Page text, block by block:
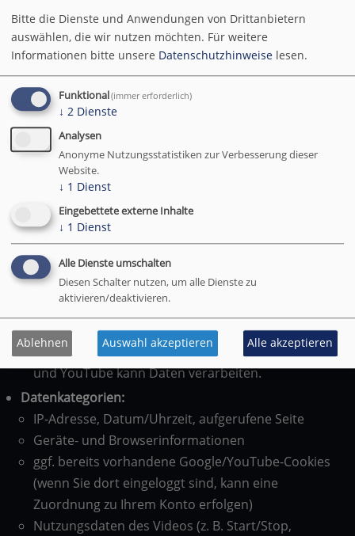
Drittlandsübermittlung.
2.8 Eingebettete Inhalte (YouTube)
Wir binden auf einigen Seiten Videos der Plattform
YouTubeein.
Anbieter / Empfänger:
Google Ireland Limited (siehe oben),
Muttergesellschaft Google LLC, USA.
Funktionsweise:
Die Einbindung erfolgt grundsätzlich
den Klaro! Consent Manager:
Zunächst wird nur ein Platzhalter oder eine
Vorschaugrafik angezeigt, ohne dass eine
Erst wenn Sie in Klaro den Dienst „YouTube“
freigeben, wird der eigentliche Video-Player geladen
und YouTube kann Daten verarbeiten.
Datenkategorien:
IP-Adresse, Datum/Uhrzeit, aufgerufene Seite
Geräte- und Browserinformationen
ggf. bereits vorhandene Google/YouTube-Cookies
(wenn Sie dort eingeloggt sind, kann eine
Zuordnung zu Ihrem Konto erfolgen)
Nutzungsdaten des Videos (z. B. Start/Stop,
Bitte die Dienste und Anwendungen von Drittanbietern
auswählen, die wir nutzen möchten. Für weitere
Informationen bitte unsere Datenschutzhinweise lesen.
Funktional(immer erforderlich)
↓ 2 Dienste
Analysen
Anonyme Nutzungsstatistiken zur Verbesserung dieser
Website.
↓ 1 Dienst
Eingebettete externe Inhalte
↓ 1 Dienst
Alle Dienste umschalten
Diesen Schalter nutzen, um alle Dienste zu
aktivieren/deaktivieren.
Ablehnen Auswahl akzeptieren Alle akzeptieren